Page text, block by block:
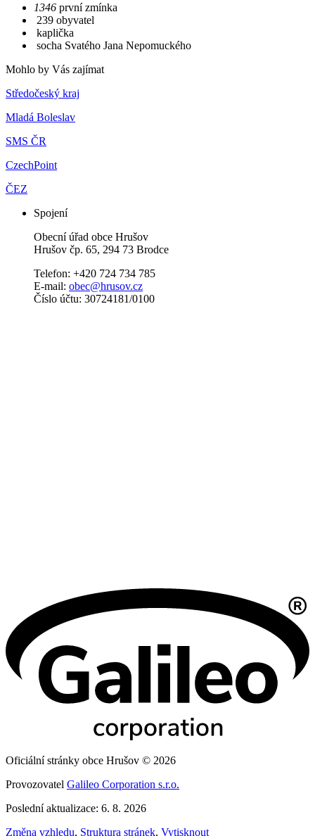
1346 první zmínka
239 obyvatel
kaplička
socha Svatého Jana Nepomuckého
Mohlo by Vás zajímat
Středočeský kraj
Mladá Boleslav
SMS ČR
CzechPoint
ČEZ
Spojení
Obecní úřad obce Hrušov
Hrušov čp. 65, 294 73 Brodce
Telefon: +420 724 734 785
E-mail: obec@hrusov.cz
Číslo účtu: 30724181/0100
Oficiální stránky obce Hrušov © 2026
Provozovatel Galileo Corporation s.r.o.
Poslední aktualizace: 6. 8. 2026
Změna vzhledu, Struktura stránek, Vytisknout